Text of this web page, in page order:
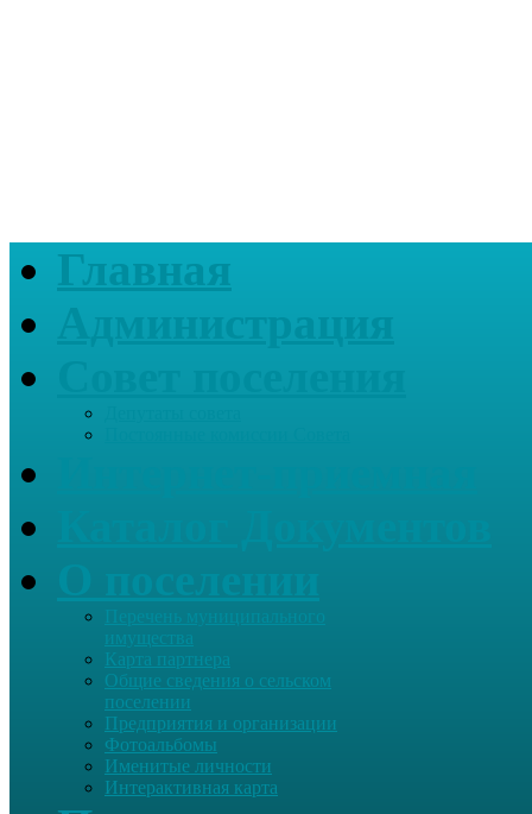
Главная
Перечень муниципального
имущества
Карта партнера
Общие сведения о сельском
поселении
Предприятия и организации
Фотоальбомы
Именитые личности
Интерактивная карта